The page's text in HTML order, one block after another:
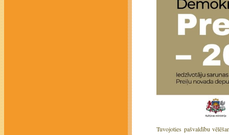
Tuvojoties pašvaldību